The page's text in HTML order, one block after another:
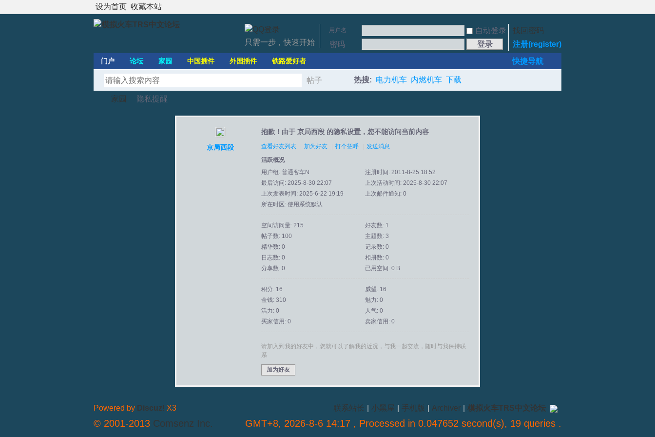
设为首页 收藏本站
用户名 自动登录
找回密码
密码
登录 注册(register)
只需一步，快速开始
快捷导航
门户 论坛 家园 中国插件 外国插件 铁路爱好者
帖子
索
热搜: 电力机车 内燃机车 下载
家园 隐私提醒
京局西段
抱歉！由于 京局西段 的隐私设置，您不能访问当前内容
查看好友列表 加为好友 打个招呼
发送消息
活跃概况
用户组: 普通客车N
注册时间: 2011-8-25 18:52
最后访问: 2025-8-30 22:07
上次活动时间: 2025-8-30 22:07
上次发表时间: 2025-6-22 19:19
上次邮件通知: 0
所在时区: 使用系统默认
空间访问量: 215
好友数: 1
帖子数: 100
主题数: 3
精华数: 0
记录数: 0
日志数: 0
相册数: 0
分享数: 0
已用空间: 0 B
积分: 16
威望: 16
金钱: 310
魅力: 0
活力: 0
人气: 0
买家信用: 0
卖家信用: 0
请加入到我的好友中，您就可以了解我的近况，与我一起交流，随时与我保持联
系
加为好友
联系站长 小黑屋 手机版 Archiver 模拟火车TRS中文论坛
GMT+8, 2026-8-6 14:17 , Processed in 0.047652 second(s), 19 queries .
Powered by Discuz! X3
© 2001-2013 Comsenz Inc.